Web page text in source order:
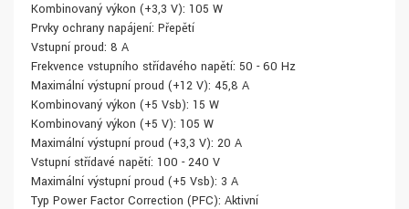
Kombinovaný výkon (+3,3 V): 105 W
Prvky ochrany napájení: Přepětí
Vstupní proud: 8 A
Frekvence vstupního střídavého napětí: 50 - 60 Hz
Maximální výstupní proud (+12 V): 45,8 A
Kombinovaný výkon (+5 Vsb): 15 W
Kombinovaný výkon (+5 V): 105 W
Maximální výstupní proud (+3,3 V): 20 A
Vstupní střídavé napětí: 100 - 240 V
Maximální výstupní proud (+5 Vsb): 3 A
Typ Power Factor Correction (PFC): Aktivní